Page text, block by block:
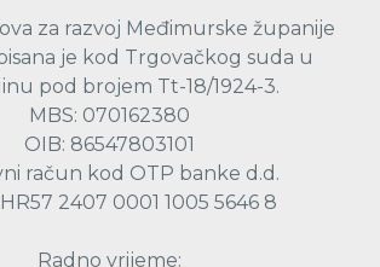
za razvoj Međimurske županije
je kod Trgovačkog suda u
pod brojem Tt-18/1924-3.
MBS: 070162380
OIB: 86547803101
račun kod OTP banke d.d.
2407 0001 1005 5646 8
Radno vrijeme: